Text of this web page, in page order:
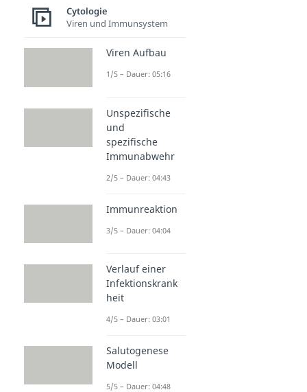
Cytologie
Viren und Immunsystem
Viren Aufbau
1/5 – Dauer: 05:16
Unspezifische
und
spezifische
Immunabwehr
2/5 – Dauer: 04:43
Immunreaktion
3/5 – Dauer: 04:04
Verlauf einer
Infektionskrank
heit
4/5 – Dauer: 03:01
Salutogenese
Modell
5/5 – Dauer: 04:48